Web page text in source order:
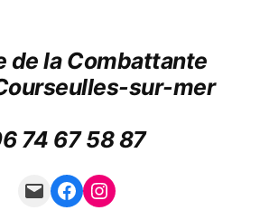
de la Combattante
sur-mer
74 67 58 87
Mail
Facebook Instagram